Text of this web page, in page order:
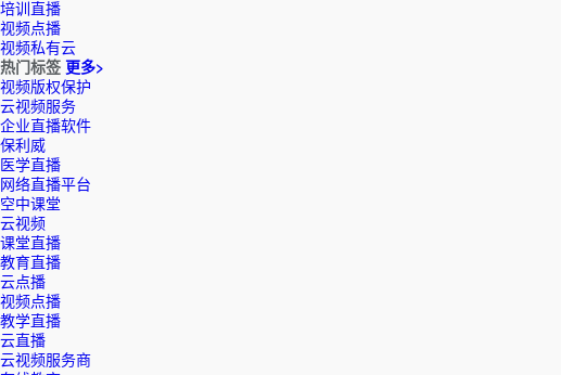
培训直播
视频点播
视频私有云
热门标签 更多>
视频版权保护
云视频服务
企业直播软件
保利威
医学直播
网络直播平台
空中课堂
云视频
课堂直播
教育直播
云点播
视频点播
教学直播
云直播
云视频服务商